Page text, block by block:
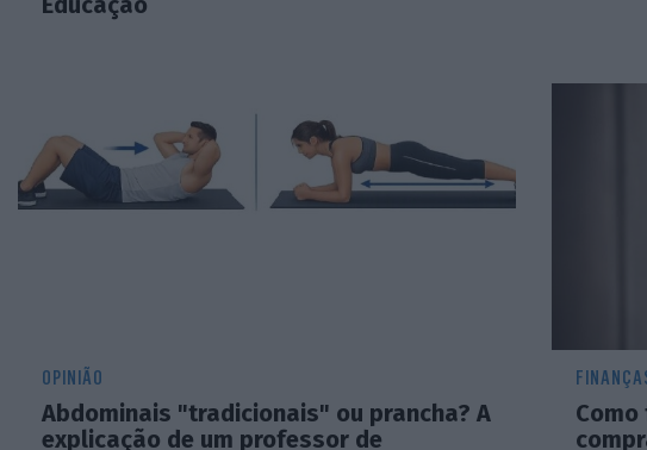
OPINIÃO
Abdominais "tradicionais" ou prancha? A
explicação de um professor de